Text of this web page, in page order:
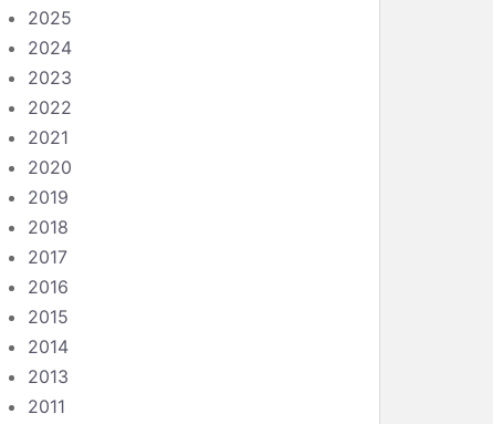
2025
2024
2023
2022
2021
2020
2019
2018
2017
2016
2015
2014
2013
2011